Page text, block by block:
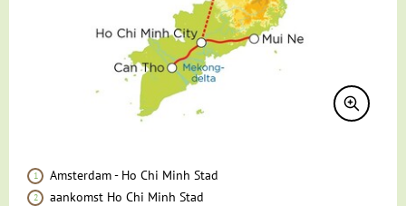
Gezondheid
Hotelverlenging
Klimaat en geografie
Reisbegeleiding en gidsen
Amsterdam - Ho Chi Minh Stad
aankomst Ho Chi Minh Stad